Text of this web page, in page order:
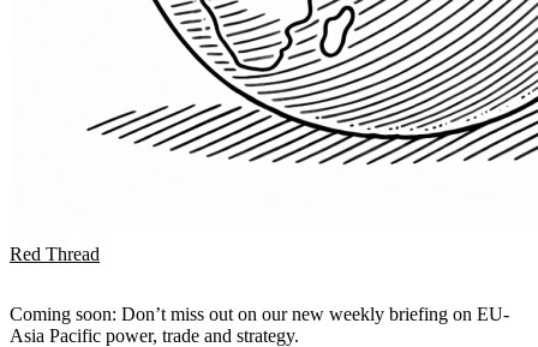
Red Thread
Coming soon: Don’t miss out on our new weekly briefing on EU-
Asia Pacific power, trade and strategy.